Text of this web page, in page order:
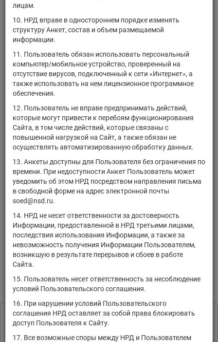
лицам.
10. НРД вправе в одностороннем порядке изменять
структуру Анкет, состав и объем размещаемой
информации.
11. Пользователь обязан использовать персональный
компьютер/мобильное устройство, проверенный на
отсутствие вирусов, подключенный к сети «Интернет», а
также использовать на нем лицензионное программное
обеспечения.
12. Пользователь не вправе предпринимать действий,
которые могут привести к перебоям функционирования
Сайта, в том числе действий, которые связаны с
повышенной нагрузкой на Сайт, а также обязан не
осуществлять автоматизированную обработку данных.
13. Анкеты доступны для Пользователя без ограничения по
времени. При недоступности Анкет Пользователь может
уведомить об этом НРД посредством направления письма
в свободной форме на адрес электронной почты
soed@nsd.ru.
14. НРД не несет ответственности за достоверность
Информации, предоставленной в НРД третьими лицами,
последствия использования Информации, а также за
невозможность получения Информации Пользователем,
возникшую в результате перерывов и сбоев в работе
Сайта.
15. Пользователь несет ответственность за несоблюдение
условий Пользовательского соглашения.
16. При нарушении условий Пользовательского
соглашения НРД оставляет за собой права блокировать
доступ Пользователя к Сайту.
17. Все возможные споры между НРД и Пользователем
USC6900PAF65 Unlimited Liability
Company
облигации
US88025U1097
Inc.
акции
US0758961009
20230930-DK-
Butterfly-1, Inc.
акции
Butterfly-1, Inc.
US075896AC47
20230930-DK-
Butterfly-1, Inc.
облигации
US075896AA80
20230930-DK-
облигации
US88554D2053
3D Systems
Corporation
US88579Y1010 3M Company
акции
US88579YAY77
1 « 1 2 3 4 5 6 7 8 9
» 1070
ознакомительных целях в соответствии сПользовательским
соглашением.
НКО АО НРД обрабатывает файлы
сookie с целью персонализации
сервисов и повышения удобства